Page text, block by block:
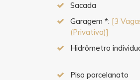
Sacada
Garagem *: [3
(Privativa)]
Hidrômetro
Piso porcelanato